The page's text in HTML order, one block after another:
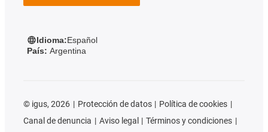
Idioma:Español
País: Argentina
© igus, 2026 Protección de datos
Política de cookies
Canal de denuncia
Aviso legal
Términos y condiciones